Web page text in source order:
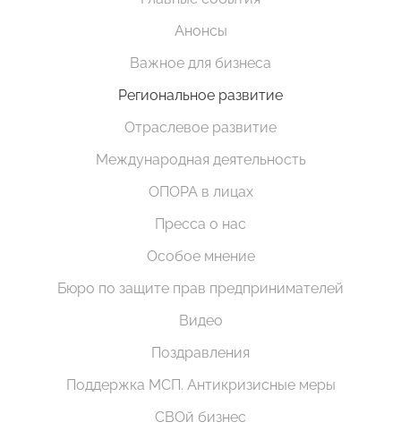
Анонсы
Важное для бизнеса
Региональное развитие
Отраслевое развитие
Международная деятельность
ОПОРА в лицах
Пресса о нас
Особое мнение
Бюро по защите прав предпринимателей
Видео
Поздравления
Поддержка МСП. Антикризисные меры
СВОй бизнес